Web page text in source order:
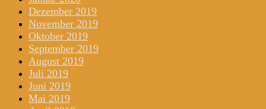
Dezember 2019
November 2019
Oktober 2019
September 2019
August 2019
Juli 2019
Juni 2019
Mai 2019